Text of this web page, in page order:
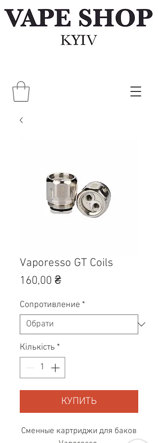
Vaporesso GT Coils
160,00 ₴Ціна
Сопротивление *
Кількість *
КУПИТЬ
Сменные картриджи для баков